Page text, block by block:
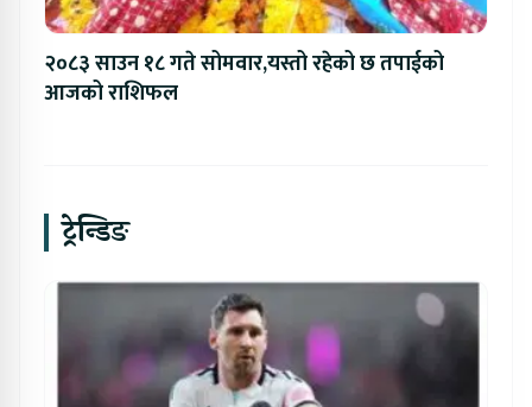
२०८३ साउन १८ गते सोमवार,यस्तो रहेको छ तपाईको
आजको राशिफल
ट्रेन्डिङ